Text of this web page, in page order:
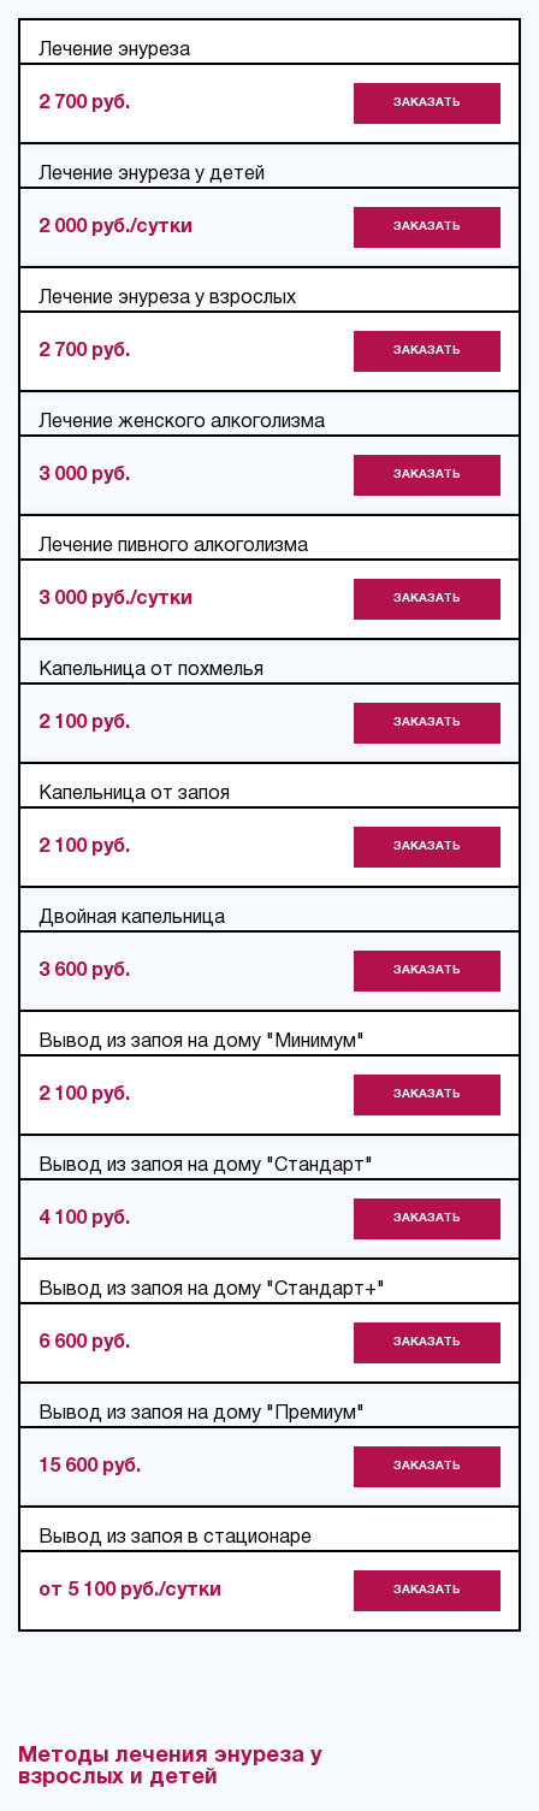
Лечение энуреза
2 700 руб. ЗАКАЗАТЬ
Лечение энуреза у детей
2 000 руб./сутки ЗАКАЗАТЬ
Лечение энуреза у взрослых
2 700 руб. ЗАКАЗАТЬ
Лечение женского алкоголизма
3 000 руб. ЗАКАЗАТЬ
Лечение пивного алкоголизма
3 000 руб./сутки ЗАКАЗАТЬ
Капельница от похмелья
2 100 руб. ЗАКАЗАТЬ
Капельница от запоя
2 100 руб. ЗАКАЗАТЬ
Двойная капельница
3 600 руб. ЗАКАЗАТЬ
Вывод из запоя на дому "Минимум"
2 100 руб. ЗАКАЗАТЬ
Вывод из запоя на дому "Стандарт"
4 100 руб. ЗАКАЗАТЬ
Вывод из запоя на дому "Стандарт+"
6 600 руб. ЗАКАЗАТЬ
Вывод из запоя на дому "Премиум"
15 600 руб. ЗАКАЗАТЬ
Вывод из запоя в стационаре
от 5 100 руб./сутки ЗАКАЗАТЬ
Методы лечения энуреза у
взрослых и детей